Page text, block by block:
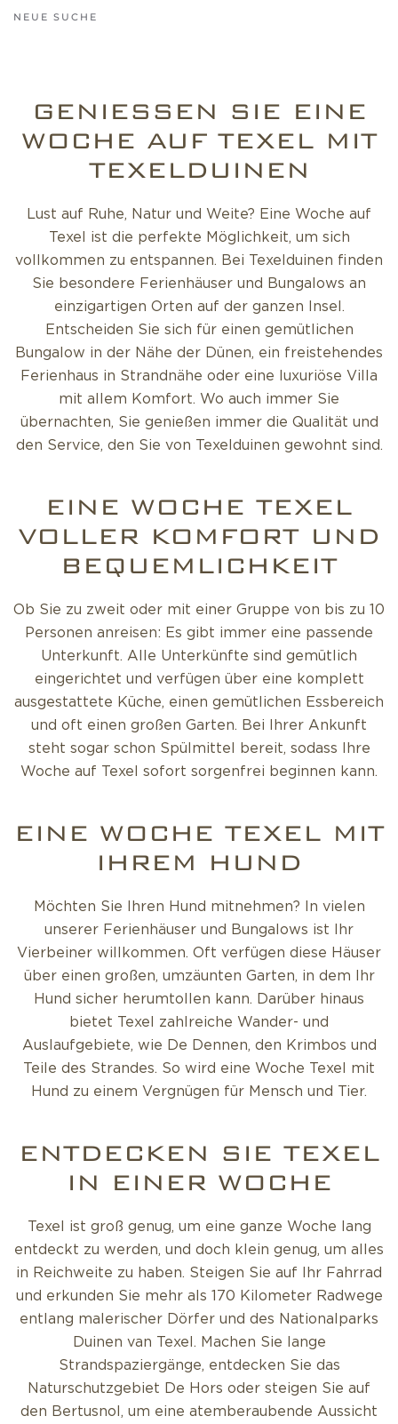
NEUE SUCHE
GENIESSEN SIE EINE W
OCHE AUF TEXEL MIT T
EXELDUINEN
Lust auf Ruhe, Natur und Weite? Eine Woche auf
Texel ist die perfekte Möglichkeit, um sich
vollkommen zu entspannen. Bei Texelduinen finden
Sie besondere Ferienhäuser und Bungalows an
einzigartigen Orten auf der ganzen Insel.
Entscheiden Sie sich für einen gemütlichen
Bungalow in der Nähe der Dünen, ein freistehendes
Ferienhaus in Strandnähe oder eine luxuriöse Villa
mit allem Komfort. Wo auch immer Sie
übernachten, Sie genießen immer die Qualität und
den Service, den Sie von Texelduinen gewohnt sind.
EINE WOCHE TEXEL
VOLLER KOMFORT UND
BEQUEMLICHKEIT
Ob Sie zu zweit oder mit einer Gruppe von bis zu 10
Personen anreisen: Es gibt immer eine passende
Unterkunft. Alle Unterkünfte sind gemütlich
eingerichtet und verfügen über eine komplett
ausgestattete Küche, einen gemütlichen Essbereich
und oft einen großen Garten. Bei Ihrer Ankunft
steht sogar schon Spülmittel bereit, sodass Ihre
Woche auf Texel sofort sorgenfrei beginnen kann.
EINE WOCHE TEXEL MIT
IHREM HUND
Möchten Sie Ihren Hund mitnehmen? In vielen
unserer Ferienhäuser und Bungalows ist Ihr
Vierbeiner willkommen. Oft verfügen diese Häuser
über einen großen, umzäunten Garten, in dem Ihr
Hund sicher herumtollen kann. Darüber hinaus
bietet Texel zahlreiche Wander- und
Auslaufgebiete, wie De Dennen, den Krimbos und
Teile des Strandes. So wird eine Woche Texel mit
Hund zu einem Vergnügen für Mensch und Tier.
ENTDECKEN SIE TEXEL
IN EINER WOCHE
Texel ist groß genug, um eine ganze Woche lang
entdeckt zu werden, und doch klein genug, um alles
in Reichweite zu haben. Steigen Sie auf Ihr Fahrrad
und erkunden Sie mehr als 170 Kilometer Radwege
entlang malerischer Dörfer und des Nationalparks
Duinen van Texel. Machen Sie lange
Strandspaziergänge, entdecken Sie das
Naturschutzgebiet De Hors oder steigen Sie auf
den Bertusnol, um eine atemberaubende Aussicht